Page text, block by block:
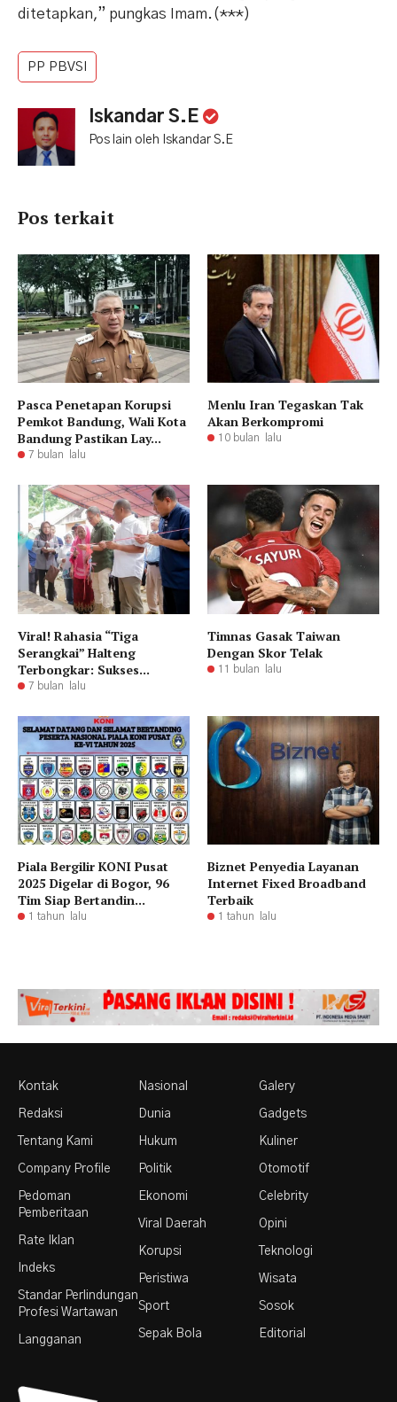
ditetapkan,” pungkas Imam.(***)
PP PBVSI
Iskandar S.E
Pos lain oleh Iskandar S.E
Pos terkait
Pasca Penetapan Korupsi
Pemkot Bandung, Wali Kota
Bandung Pastikan Lay...
7 bulan lalu
Menlu Iran Tegaskan Tak
Akan Berkompromi
10 bulan lalu
Viral! Rahasia “Tiga
Serangkai” Halteng
Terbongkar: Sukses...
7 bulan lalu
Timnas Gasak Taiwan
Dengan Skor Telak
11 bulan lalu
Piala Bergilir KONI Pusat
2025 Digelar di Bogor, 96
Tim Siap Bertandin...
1 tahun lalu
Biznet Penyedia Layanan
Internet Fixed Broadband
Terbaik
1 tahun lalu
Kontak
Redaksi
Tentang Kami
Company Profile
Pedoman
Pemberitaan
Rate Iklan
Indeks
Standar Perlindungan
Profesi Wartawan
Langganan
Nasional
Dunia
Hukum
Politik
Ekonomi
Viral Daerah
Korupsi
Peristiwa
Sport
Sepak Bola
Galery
Gadgets
Kuliner
Otomotif
Celebrity
Opini
Teknologi
Wisata
Sosok
Editorial